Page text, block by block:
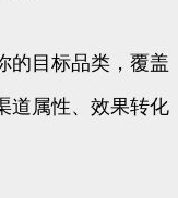
的目标品类，覆盖
道属性、效果转化